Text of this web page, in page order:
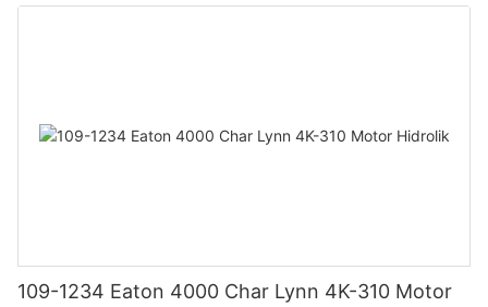
109-1234 Eaton 4000 Char Lynn 4K-310 Motor